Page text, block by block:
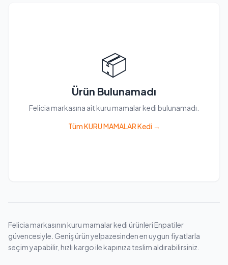
📦
Ürün Bulunamadı
Felicia markasına ait kuru mamalar kedi bulunamadı.
Tüm KURU MAMALAR Kedi →
Felicia markasının kuru mamalar kedi ürünleri Enpatiler
güvencesiyle. Geniş ürün yelpazesinden en uygun fiyatlarla
seçim yapabilir, hızlı kargo ile kapınıza teslim aldırabilirsiniz.